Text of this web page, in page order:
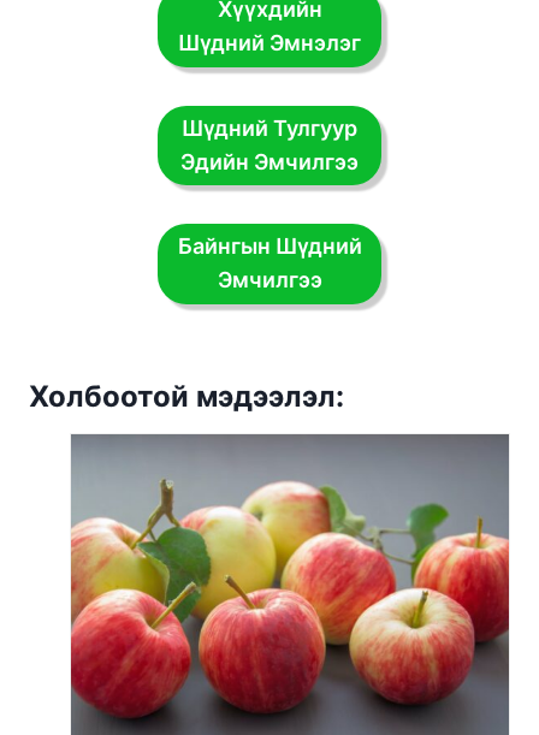
Хүүхдийн
Шүдний Эмнэлэг
Шүдний Тулгуур
Эдийн Эмчилгээ
Байнгын Шүдний
Эмчилгээ
Холбоотой мэдээлэл: